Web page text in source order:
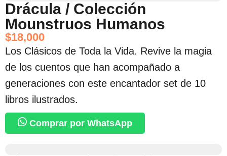
Drácula / Colección
Mounstruos Humanos
$18,000
Los Clásicos de Toda la Vida. Revive la magia
de los cuentos que han acompañado a
generaciones con este encantador set de 10
libros ilustrados.
Comprar por WhatsApp